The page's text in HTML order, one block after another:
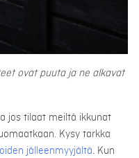
ovat puuta ja ne alkavat
jos tilaat meiltä ikkunat
Kysy tarkka
jälleenmyyjältä. Kun